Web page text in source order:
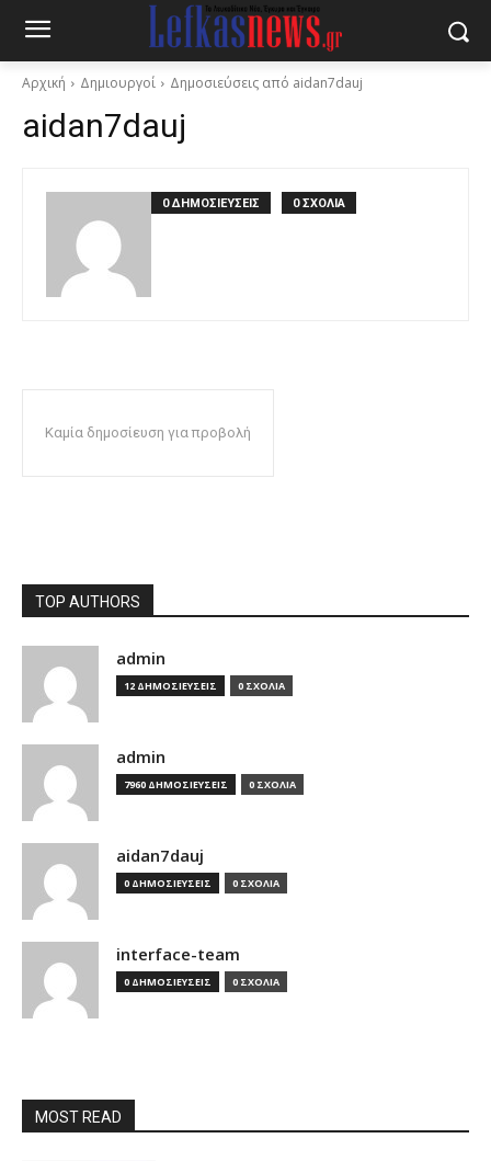
Αρχική Δημιουργοί Δημοσιεύσεις από aidan7dauj
aidan7dauj
0 ΔΗΜΟΣΙΕΥΣΕΙΣ 0 ΣΧΟΛΙΑ
Καμία δημοσίευση για προβολή
TOP AUTHORS
admin
12 ΔΗΜΟΣΙΕΥΣΕΙΣ 0 ΣΧΟΛΙΑ
admin
7960 ΔΗΜΟΣΙΕΥΣΕΙΣ 0 ΣΧΟΛΙΑ
aidan7dauj
0 ΔΗΜΟΣΙΕΥΣΕΙΣ 0 ΣΧΟΛΙΑ
interface-team
0 ΔΗΜΟΣΙΕΥΣΕΙΣ 0 ΣΧΟΛΙΑ
MOST READ